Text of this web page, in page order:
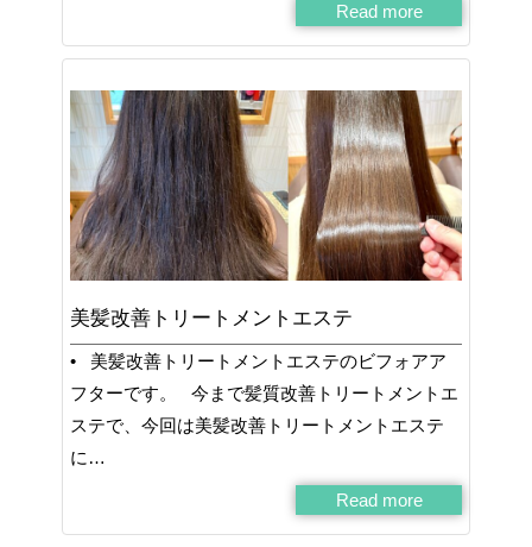
Read more
美髪改善トリートメントエステ
• 美髪改善トリートメントエステのビフォアア
フターです。 今まで髪質改善トリートメントエ
ステで、今回は美髪改善トリートメントエステ
に…
Read more